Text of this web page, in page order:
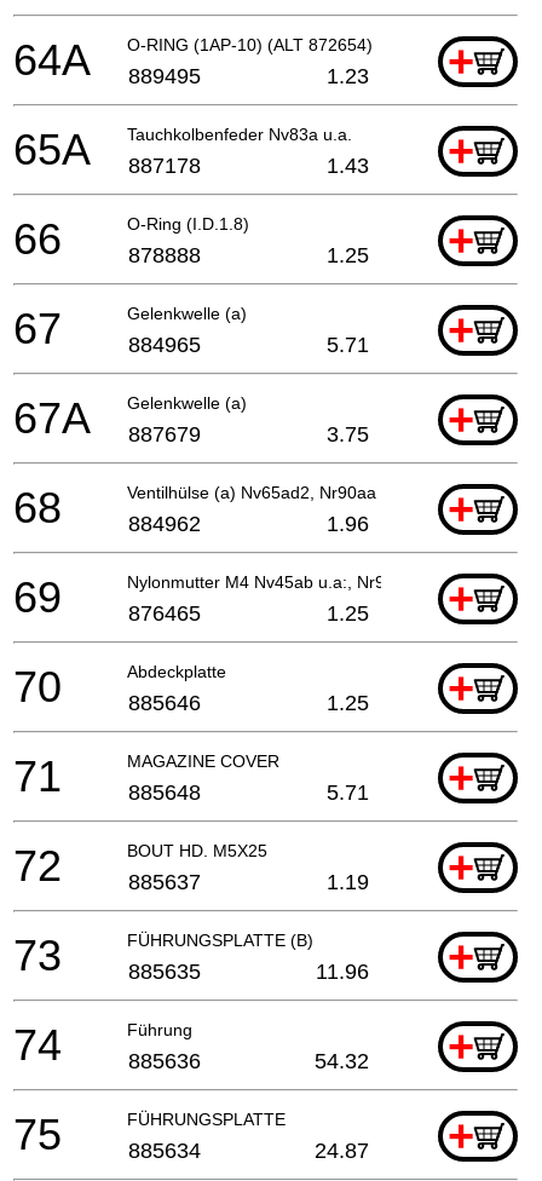
O-RING (1AP-10) (ALT 872654) +
64A 889495 1.23
Tauchkolbenfeder Nv83a u.a. +
65A 887178 1.43
O-Ring (I.D.1.8) +
66 878888 1.25
Gelenkwelle (a) +
67 884965 5.71
Gelenkwelle (a) +
67A 887679 3.75
Ventilhülse (a) Nv65ad2, Nr90aa +
68 884962 1.96
Nylonmutter M4 Nv45ab u.a:, Nr90aa +
69 876465 1.25
Abdeckplatte +
70 885646 1.25
MAGAZINE COVER +
71 885648 5.71
BOUT HD. M5X25 +
72 885637 1.19
FÜHRUNGSPLATTE (B) +
73 885635 11.96
Führung +
74 885636 54.32
FÜHRUNGSPLATTE +
75 885634 24.87